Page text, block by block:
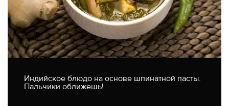
Индийское блюдо на основе шпинатной пасты.
Пальчики оближешь!